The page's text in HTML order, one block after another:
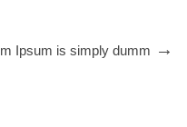
Ipsum is simply dumm